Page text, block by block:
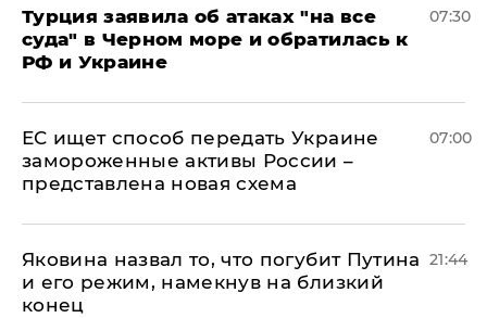
Турция заявила об атаках "на все
суда" в Черном море и обратилась к
РФ и Украине
07:30
ЕС ищет способ передать Украине
замороженные активы России –
представлена новая схема
07:00
Яковина назвал то, что погубит Путина
и его режим, намекнув на близкий
конец
21:44